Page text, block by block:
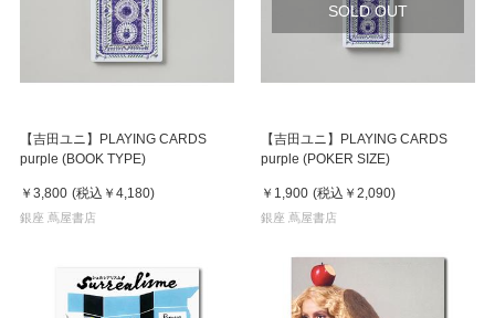
【吉田ユニ】PLAYING CARDS
purple (BOOK TYPE)
￥3,800 (税込 ￥4,180)
銀座 蔦屋書店
SOLD OUT
【吉田ユニ】PLAYING CARDS
purple (POKER SIZE)
￥1,900 (税込 ￥2,090)
銀座 蔦屋書店